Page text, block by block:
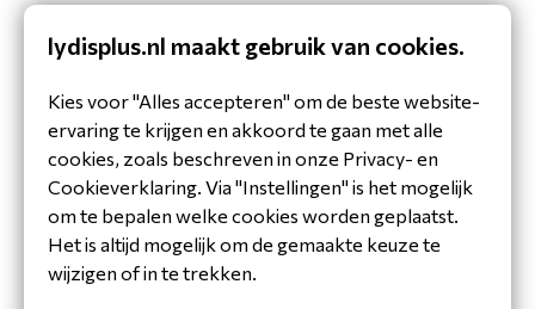
Hulp nodig?
Vandaag zijn we bereikbaar van 8:30 tot 17:00
Mail
Antwoord binnen 48 uur
Bel ons +31 (0)36 20 20 120
Beschikbaar tot 17:00
Bel ons +31(0)88 7000 800
lydisplus.nl maakt gebruik van cookies.
Kies voor "Alles accepteren" om de beste website-
ervaring te krijgen en akkoord te gaan met alle
cookies, zoals beschreven in onze Privacy- en
Cookieverklaring. Via "Instellingen" is het mogelijk
om te bepalen welke cookies worden geplaatst.
Het is altijd mogelijk om de gemaakte keuze te
wijzigen of in te trekken.